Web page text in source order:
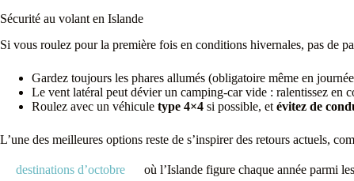
Sécurité au volant en Islande
Si vous roulez pour la première fois en conditions hivernales, pas de
Gardez toujours les phares allumés (obligatoire même en
Le vent latéral peut dévier un camping-car vide : ralentissez en
Roulez avec un véhicule type 4×4 si possible, et évitez de
L’une des meilleures options reste de s’inspirer des retours actuels,
destinations d’octobre où l’Islande figure chaque année parmi